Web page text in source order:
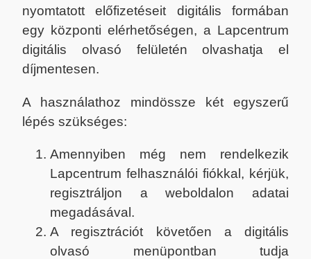
nyomtatott előfizetéseit digitális formában
egy központi elérhetőségen, a Lapcentrum
digitális olvasó felületén olvashatja el
díjmentesen.
A használathoz mindössze két egyszerű
lépés szükséges:
Amennyiben még nem rendelkezik
Lapcentrum felhasználói fiókkal, kérjük,
regisztráljon a weboldalon adatai
megadásával.
A regisztrációt követően a digitális
olvasó menüpontban tudja